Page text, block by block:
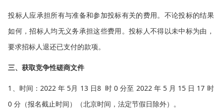
投标人应承担所有与准备和参加投标有关的费用。不论投标的结果
如何，招标人均无义务承担这些费用。投标人不得以未中标为由，
要求招标人退还已支付的款项。
三、获取竞争性磋商文件
1、时间：2022 年 5月 13 日8 时 0 分至 2022 年 5 月 15 日 17 时
0 分（报名截止时间）（北京时间，法定节假日除外）。